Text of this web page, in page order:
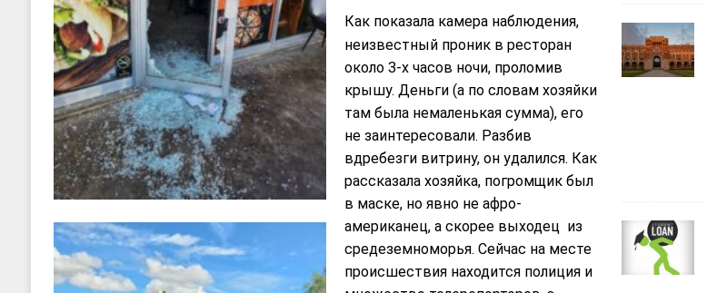
Как показала камера наблюдения,
неизвестный проник в ресторан
около 3-х часов ночи, проломив
крышу. Деньги (а по словам хозяйки
там была немаленькая сумма), его
не заинтересовали. Разбив
вдребезги витрину, он удалился. Как
рассказала хозяйка, погромщик был
в маске, но явно не афро-
американец, а скорее выходец из
средеземноморья. Сейчас на месте
происшествия находится полиция и